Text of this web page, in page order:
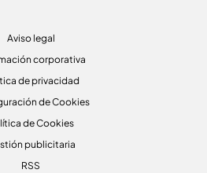
Aviso legal
corporativa
de privacidad
de Cookies
de Cookies
publicitaria
RSS